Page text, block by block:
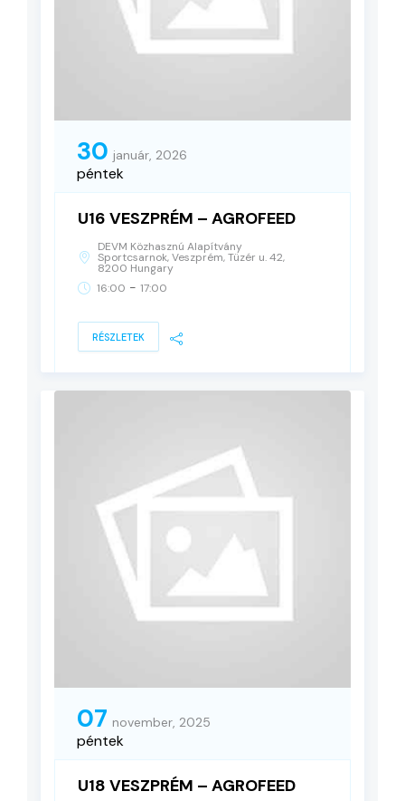
30 január, 2026
péntek
U16 VESZPRÉM – AGROFEED
DEVM Közhasznú Alapítvány
Sportcsarnok, Veszprém, Tüzér u. 42,
8200 Hungary
16:00 - 17:00
RÉSZLETEK
07 november, 2025
péntek
U18 VESZPRÉM – AGROFEED